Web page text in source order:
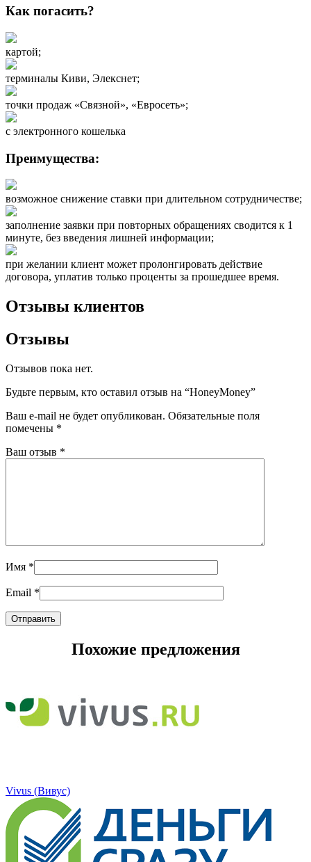
Как погасить?
картой;
терминалы Киви, Элекснет;
точки продаж «Связной», «Евросеть»;
с электронного кошелька
Преимущества:
возможное снижение ставки при длительном сотрудничестве;
заполнение заявки при повторных обращениях сводится к 1
минуте, без введения лишней информации;
при желании клиент может пролонгировать действие
договора, уплатив только проценты за прошедшее время.
Отзывы клиентов
Отзывы
Отзывов пока нет.
Будьте первым, кто оставил отзыв на “HoneyMoney”
Ваш e-mail не будет опубликован. Обязательные поля
помечены *
Ваш отзыв *
Имя *
Email *
Похожие предложения
Vivus (Вивус)